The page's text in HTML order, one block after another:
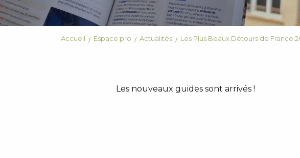
Accueil Espace pro Actualités Les Plus Beaux Détours de France
Les nouveaux guides sont arrivés !